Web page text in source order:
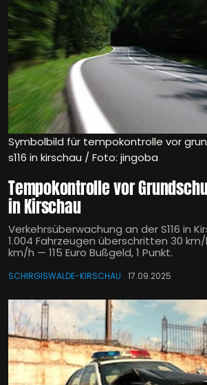
Symbolbild für tempokontrolle vor
s116 in kirschau / Foto: jingoba
Tempokontrolle vor
in Kirschau
Verkehrsüberwachung an der S116 in
1.004 Fahrzeugen überschritten 30
km/h — 115 Euro Bußgeld, 1 Punkt.
SCHIRGISWALDE-KIRSCHAU 17.09.2025